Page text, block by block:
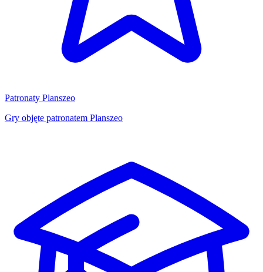
Patronaty Planszeo
Gry objęte patronatem Planszeo